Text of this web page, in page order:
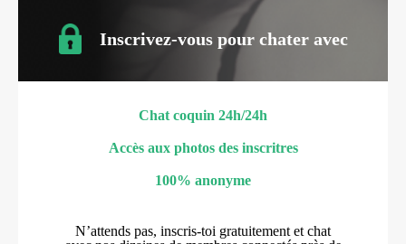
Inscrivez-vous pour chater avec
Chat coquin 24h/24h
Accès aux photos des inscritres
100% anonyme
N’attends pas, inscris-toi gratuitement et chat